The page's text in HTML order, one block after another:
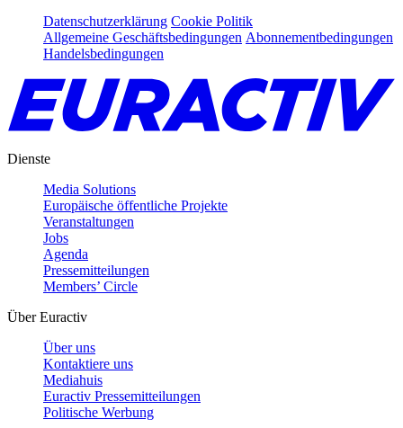
Datenschutzerklärung Cookie Politik
Allgemeine Geschäftsbedingungen Abonnementbedingungen
Handelsbedingungen
Dienste
Media Solutions
Europäische öffentliche Projekte
Veranstaltungen
Jobs
Agenda
Pressemitteilungen
Members’ Circle
Über Euractiv
Über uns
Kontaktiere uns
Mediahuis
Euractiv Pressemitteilungen
Politische Werbung